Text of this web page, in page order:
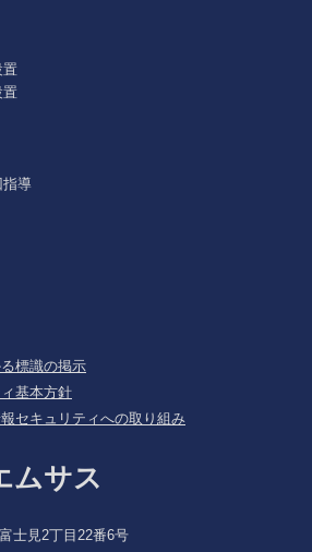
置
置
指導
標識の掲示
基本方針
セキュリティへの取り組み
ムサス
士見2丁目22番6号